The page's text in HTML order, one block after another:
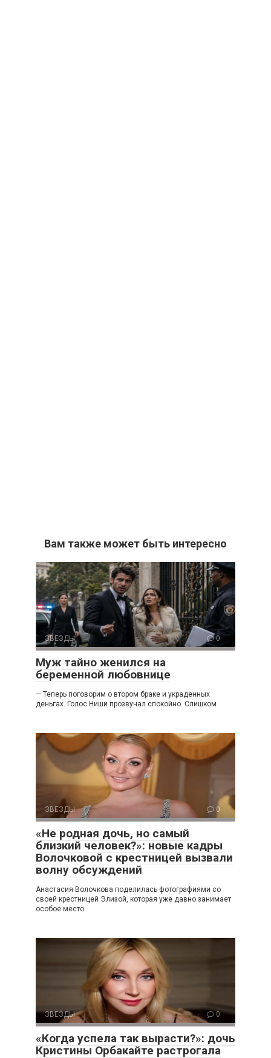
Вам также может быть интересно
ЗВЕЗДЫ 0
Муж тайно женился на
беременной любовнице
— Теперь поговорим о втором браке и украденных
деньгах. Голос Ниши прозвучал спокойно. Слишком
ЗВЕЗДЫ 0
«Не родная дочь, но самый
близкий человек?»: новые кадры
Волочковой с крестницей вызвали
волну обсуждений
Анастасия Волочкова поделилась фотографиями со
своей крестницей Элизой, которая уже давно занимает
особое место
ЗВЕЗДЫ 0
«Когда успела так вырасти?»: дочь
Кристины Орбакайте растрогала